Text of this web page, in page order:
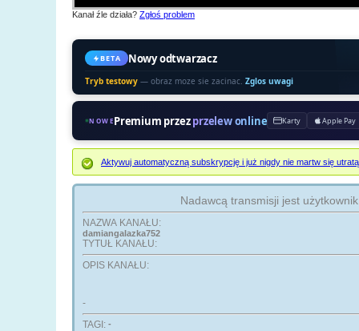
Kanał źle działa? Zgłoś problem
BETA Nowy odtwarzacz
Tryb testowy — obraz moze sie zacinac. Zglos uwagi
NOWEPremium przezprzelew online Karty Apple Pay
Aktywuj automatyczną subskrypcję i już nigdy nie martw się
Nadawcą transmisji jest
NAZWA KANAŁU:
damiangalazka752
TYTUŁ KANAŁU:
OPIS KANAŁU:
-
TAGI: -